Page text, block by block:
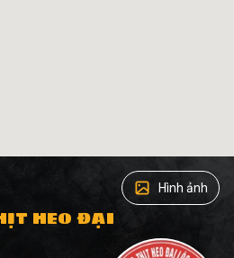
Hình ảnh
HEO ĐẠI